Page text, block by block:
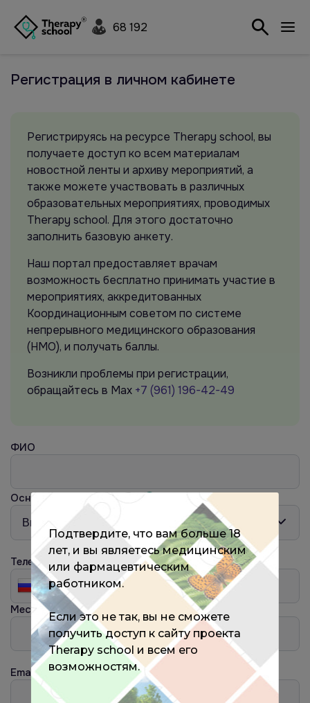
68 192
Регистрация в личном кабинете
ФИО
Основная специальность
Телефон
Место работы ?
Email
Регистрируясь на ресурсе Therapy school, вы
получаете доступ ко всем материалам
новостной ленты и архиву мероприятий, а
также можете участвовать в различных
образовательных мероприятиях, проводимых
Therapy school. Для этого достаточно
заполнить базовую анкету.
Наш портал предоставляет врачам
возможность бесплатно принимать участие в
мероприятиях, аккредитованных
Координационным советом по системе
непрерывного медицинского образования
(НМО), и получать баллы.
Возникли проблемы при регистрации,
обращайтесь в Max +7 (961) 196-42-49
Подтвердите, что вам больше 18
лет, и вы являетесь медицинским
или фармацевтическим
работником.
Если это не так, вы не сможете
получить доступ к сайту проекта
Therapy school и всем его
возможностям.